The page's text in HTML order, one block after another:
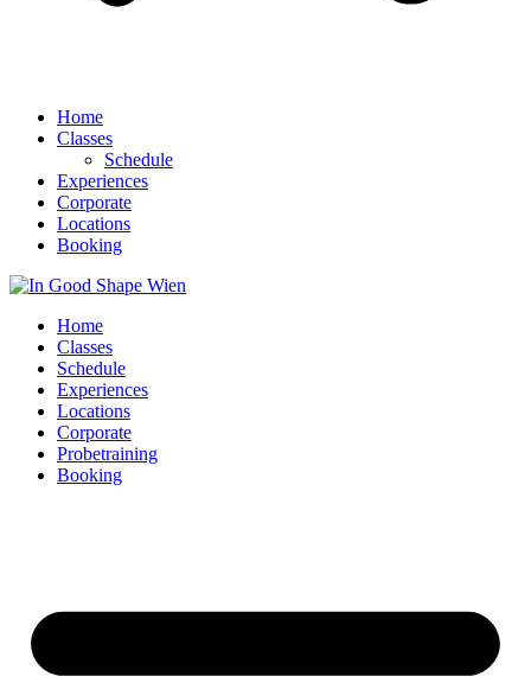
Home
Classes
Schedule
Experiences
Corporate
Locations
Booking
Home
Classes
Schedule
Experiences
Locations
Corporate
Probetraining
Booking